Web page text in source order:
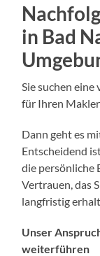
in Bad
Sie suchen
für Ihren
Dann geht es
Entscheidend
die persönliche
Vertrauen, das
langfristig
Unser
weiterführen